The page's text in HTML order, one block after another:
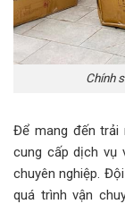
Chính
Để mang đến trải
cung cấp dịch vụ
chuyên nghiệp.
quá trình vận